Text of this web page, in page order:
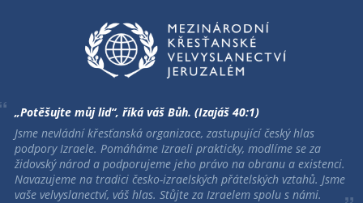
„Potěšujte můj lid“, říká váš Bůh. (Izajáš 40:1)
Jsme nevládní křesťanská organizace, zastupující český hlas
podpory Izraele. Pomáháme Izraeli prakticky, modlíme se za
židovský národ a podporujeme jeho právo na obranu a existenci.
Navazujeme na tradici česko-izraelských přátelských vztahů. Jsme
vaše velvyslanectví, váš hlas. Stůjte za Izraelem spolu s námi.